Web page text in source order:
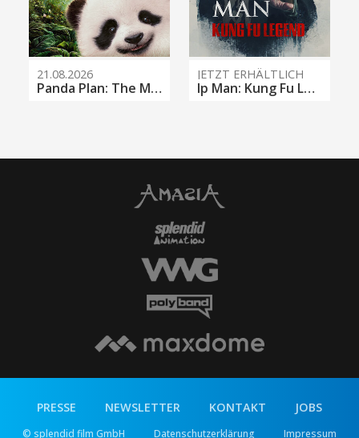
21.08.2026
Panda Plan: The Magical Tribe
JETZT ERHÄLTLICH
Ip Man: Kung Fu Legend
PRESSE NEWSLETTER KONTAKT JOBS
© splendid film GmbH Datenschutzerklärung Impressum